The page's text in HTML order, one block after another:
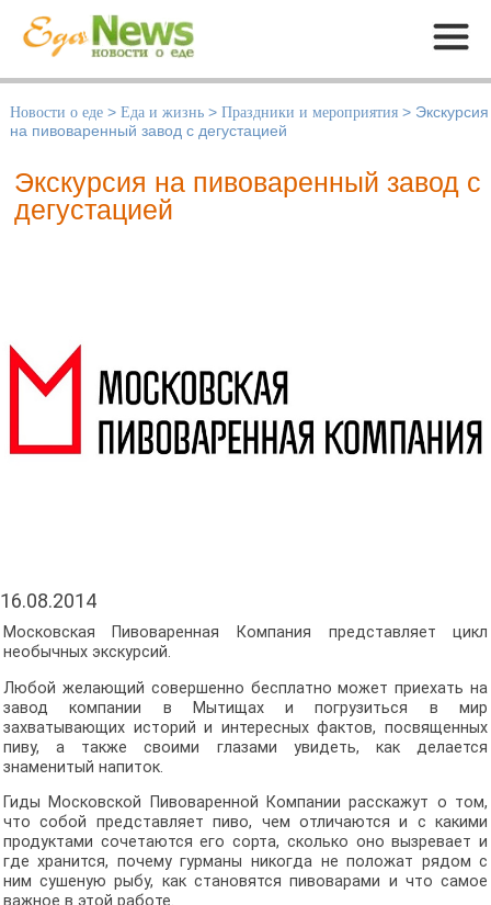
Меню
Новости о еде > Еда и жизнь > Праздники и мероприятия > Экскурсия
на пивоваренный завод с дегустацией
Экскурсия на пивоваренный завод с
дегустацией
16.08.2014
Московская Пивоваренная Компания представляет цикл
необычных экскурсий.
Любой желающий совершенно бесплатно может приехать на
завод компании в Мытищах и погрузиться в мир
захватывающих историй и интересных фактов, посвященных
пиву, а также своими глазами увидеть, как делается
знаменитый напиток.
Гиды Московской Пивоваренной Компании расскажут о том,
что собой представляет пиво, чем отличаются и с какими
продуктами сочетаются его сорта, сколько оно вызревает и
где хранится, почему гурманы никогда не положат рядом с
ним сушеную рыбу, как становятся пивоварами и что самое
важное в этой работе.